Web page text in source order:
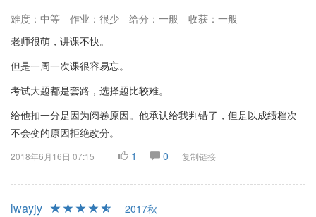
难度：中等
作业：很少 给分：一般
收获：一般
老师很萌，讲课不快。
但是一周一次课很容易忘。
考试大题都是套路，选择题比较难。
给他扣一分是因为阅卷原因。他承认给我判错了，但是以成绩档次
不会变的原因拒绝改分。
2018年6月16日 07:15 1 0 复制链接
lwayjy
2017秋